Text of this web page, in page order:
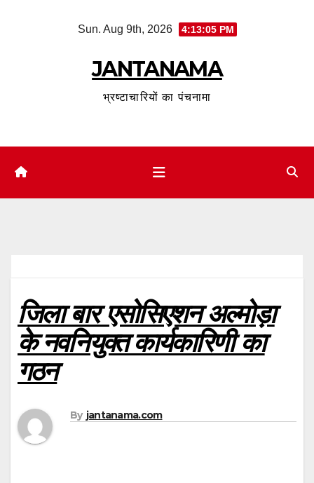
Sun. Aug 9th, 2026 4:13:06 PM
JANTANAMA
भ्रष्टाचारियों का पंचनामा
जिला बार एसोसिएशन अल्मोड़ा
के नवनियुक्त कार्यकारिणी का
गठन
By jantanama.com